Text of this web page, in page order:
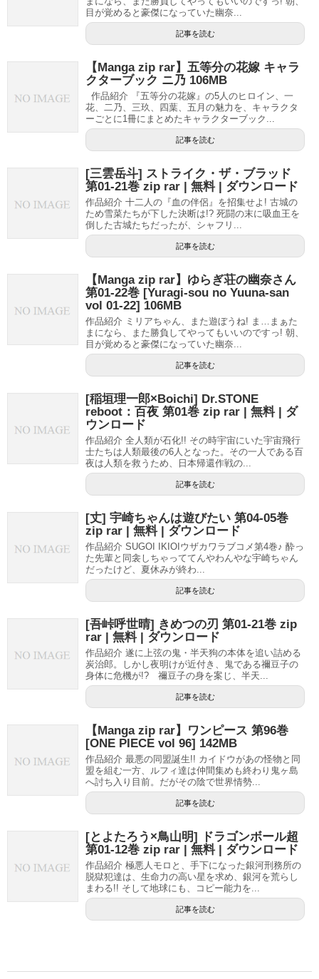
目が覚めると豪傑になっていた幽奈...
記事を読む
【Manga zip rar】五等分の花嫁 キャラ
クターブック ニ乃 106MB
作品紹介 『五等分の花嫁』の5人のヒロイン、一
花、二乃、三玖、四葉、五月の魅力を、キャラクタ
ーごとに1冊にまとめたキャラクターブック...
記事を読む
[三雲岳斗] ストライク・ザ・ブラッド
第01-21巻 zip rar | 無料 | ダウンロード
作品紹介 十二人の『血の伴侶』を招集せよ! 古城の
ため雪菜たちが下した決断は!? 死闘の末に吸血王を
倒した古城たちだったが、シャフリ...
記事を読む
【Manga zip rar】ゆらぎ荘の幽奈さん
第01-22巻 [Yuragi-sou no Yuuna-san
vol 01-22] 106MB
作品紹介 ミリアちゃん、また遊ぼうね! ま…まぁた
まになら、また勝負してやってもいいのですっ! 朝、
目が覚めると豪傑になっていた幽奈...
記事を読む
[稲垣理一郎×Boichi] Dr.STONE
reboot：百夜 第01巻 zip rar | 無料 | ダ
ウンロード
作品紹介 全人類が石化!! その時宇宙にいた宇宙飛行
士たちは人類最後の6人となった。その一人である百
夜は人類を救うため、日本帰還作戦の...
記事を読む
[丈] 宇崎ちゃんは遊びたい 第04-05巻
zip rar | 無料 | ダウンロード
作品紹介 SUGOI IKIOIウザカワラブコメ第4巻♪ 酔っ
た先輩と同衾しちゃっててんやわんやな宇崎ちゃん
だったけど、夏休みが終わ...
記事を読む
[吾峠呼世晴] きめつの刃 第01-21巻 zip
rar | 無料 | ダウンロード
作品紹介 遂に上弦の鬼・半天狗の本体を追い詰める
炭治郎。しかし夜明けが近付き、鬼である禰豆子の
身体に危機が!? 禰豆子の身を案じ、半天...
記事を読む
【Manga zip rar】ワンピース 第96巻
[ONE PIECE vol 96] 142MB
作品紹介 最悪の同盟誕生!! カイドウがあの怪物と同
盟を組む一方、ルフィ達は仲間集めも終わり鬼ヶ島
へ討ち入り目前。だがその陰で世界情勢...
記事を読む
[とよたろう×鳥山明] ドラゴンボール超
第01-12巻 zip rar | 無料 | ダウンロード
作品紹介 極悪人モロと、手下になった銀河刑務所の
脱獄犯達は、生命力の高い星を求め、銀河を荒らし
まわる!! そして地球にも、コピー能力を...
記事を読む